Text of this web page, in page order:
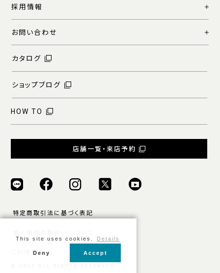
採用情報
お問い合わせ
カタログ
ショップブログ
HOW TO
店舗一覧・来店予約
特定商取引法に基づく表記
ご利用規約
This site uses cookies. Details
Deny Accept